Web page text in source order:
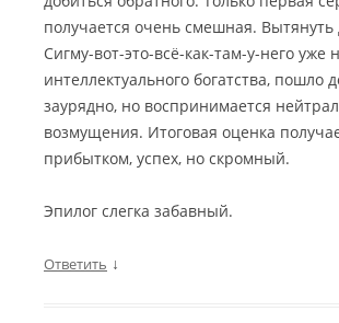
получается очень смешная.
Сигму-вот-это-всё-как-там-у-него уже
интеллектуального богатства, пошло
заурядно, но воспринимается
возмущения. Итоговая оценка
прибытком, успех, но скромный.
Эпилог слегка забавный.
Ответить ↓